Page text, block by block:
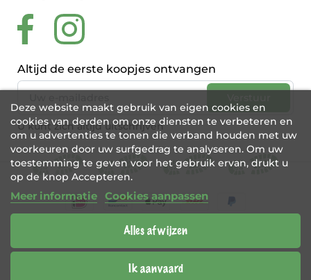
Altijd de eerste koopjes ontvangen
U kunt zich altijd uitschrijven
Deze website maakt gebruik van eigen cookies en
cookies van derden om onze diensten te verbeteren en
om u advertenties te tonen die verband houden met uw
voorkeuren door uw surfgedrag te analyseren. Om uw
toestemming te geven voor het gebruik ervan, drukt u
op de knop Accepteren.
Meer informatie Cookies aanpassen
Alles afwijzen
Ik aanvaard
BE 0456 421 721
Webshop doorTajriba